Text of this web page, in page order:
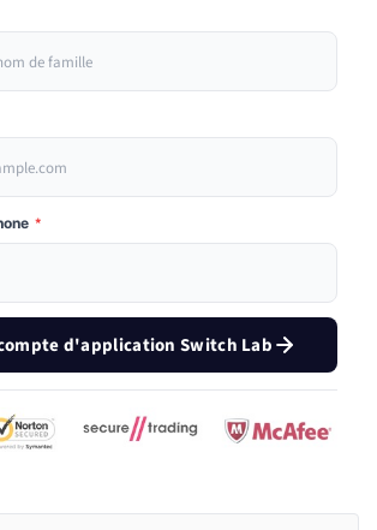
*
d'application Switch Lab